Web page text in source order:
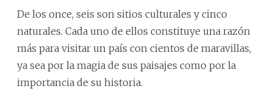
De los once, seis son sitios culturales y cinco
naturales. Cada uno de ellos constituye una razón
más para visitar un país con cientos de maravillas,
ya sea por la magia de sus paisajes como por la
importancia de su historia.